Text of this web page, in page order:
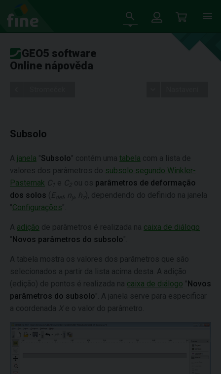
GEO5 software
Online nápověda
Subsolo
A janela "Subsolo" contém uma tabela com a lista de
valores dos parâmetros do subsolo segundo Winkler-
Pasternak C 1 e C2 ou os parâmetros de deformação
dos solos ( E def, ny , hz), dependendo do definido na janela
"Configurações".
A adição de parâmetros é realizada na caixa de diálogo
"Novos parâmetros do subsolo".
A tabela mostra os valores dos parâmetros que são
selecionados a partir da lista acima desta. A adição
(edição) de pontos é realizada na caixa de diálogo "Novos
parâmetros do subsolo". A janela serve para especificar
a coordenada Xe o valor do parâmetro.